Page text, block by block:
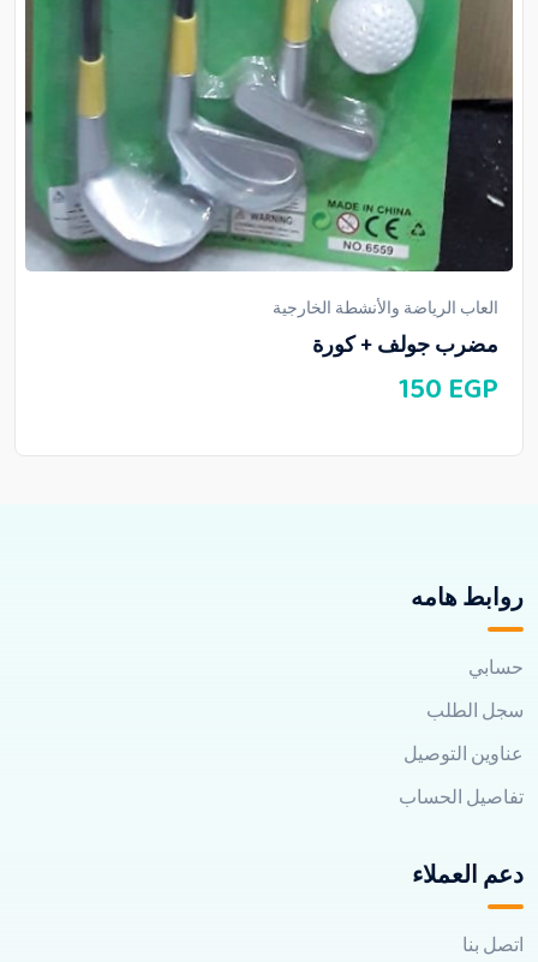
العاب الرياضة والأنشطة الخارجية
مضرب جولف + كورة
150 EGP
روابط هامه
حسابي
سجل الطلب
عناوين التوصيل
تفاصيل الحساب
دعم العملاء
اتصل بنا